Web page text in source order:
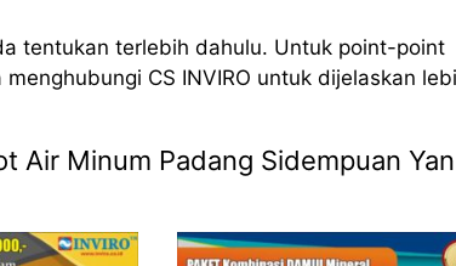
tentukan terlebih dahulu. Untuk point-point
menghubungi CS INVIRO untuk dijelaskan
Air Minum Padang Sidempuan